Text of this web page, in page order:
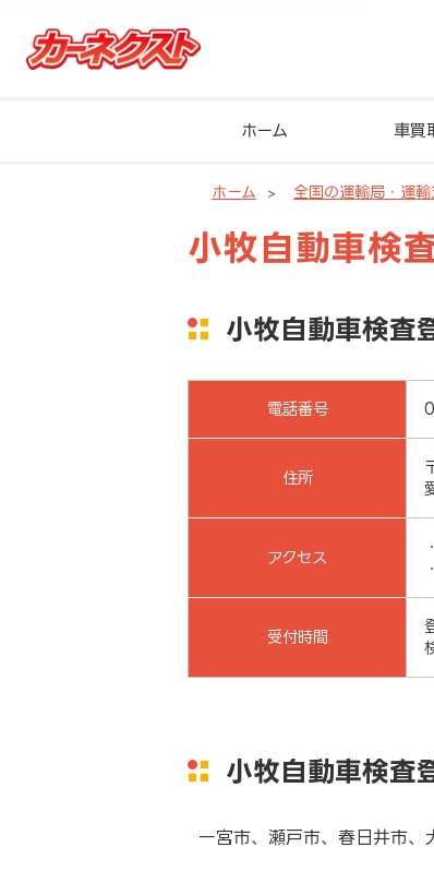
ホーム 車買
ホーム 全国の運輸局・運
小牧自動車検
小牧自動車検査
電話番号
住所
アクセス
受付時間
小牧自動車検査
一宮市、瀬戸市、春日井市